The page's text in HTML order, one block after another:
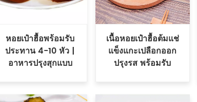
หอยเป๋าฮื้อพร้อมรับ
ประทาน 4-10 หัว |
อาหารปรุงสุกแบบ
เนื้อหอยเป๋าฮื้อต้มแช่
แข็งแกะเปลือกออก
ปรุงรส พร้อมรับ